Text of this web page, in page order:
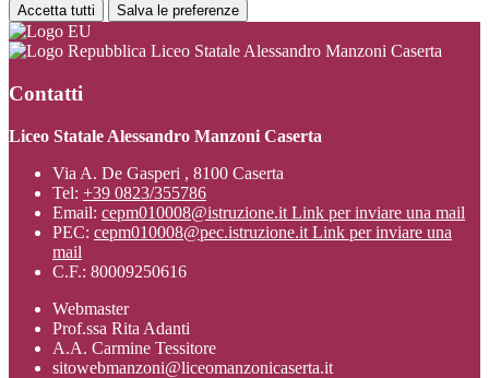
Accetta tutti Salva le preferenze
Liceo Statale Alessandro Manzoni Caserta
Contatti
Liceo Statale Alessandro Manzoni Caserta
Via A. De Gasperi , 8100 Caserta
Tel: +39 0823/355786
Email: cepm010008@istruzione.it Link per inviare una mail
PEC: cepm010008@pec.istruzione.it Link per inviare una
mail
C.F.: 80009250616
Webmaster
Prof.ssa Rita Adanti
A.A. Carmine Tessitore
sitowebmanzoni@liceomanzonicaserta.it